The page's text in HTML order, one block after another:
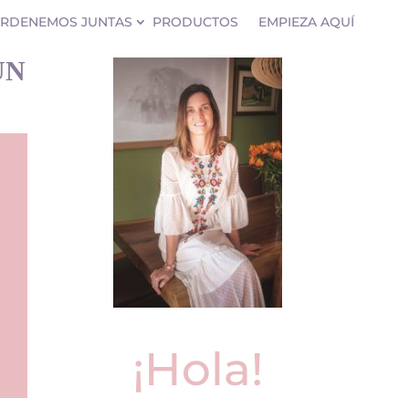
JUNTAS PRODUCTOS EMPIEZA AQUÍ
¡Hola!